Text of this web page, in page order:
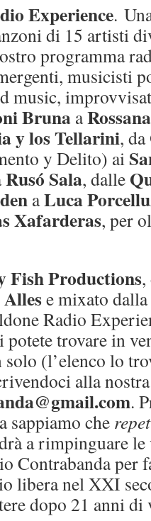
Experience.
di 15 artisti
programma
musicisti
music,
Bruna a
y los Tellarini, da
y Delito) ai
Rusó Sala, dalle
aLuca
Xafarderas, per
Fish Productions,
e mixato dalla
Radio
trovare in
(l’elenco lo
alla
.
sappiamo che
a rimpinguare le
Contrabanda per
libera nel XXI
dopo 21 anni